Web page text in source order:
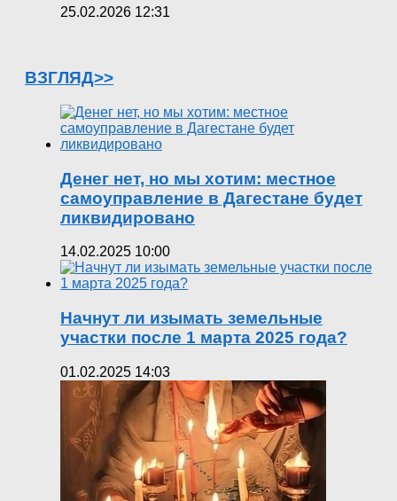
25.02.2026 12:31
ВЗГЛЯД>>
Денег нет, но мы хотим: местное
самоуправление в Дагестане будет
ликвидировано
14.02.2025 10:00
Начнут ли изымать земельные
участки после 1 марта 2025 года?
01.02.2025 14:03